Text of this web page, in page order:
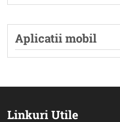
Aplicatii mobil
Linkuri Utile